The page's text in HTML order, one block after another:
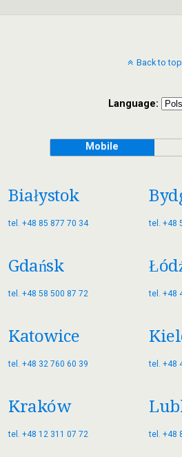
Back to top
Language:
Mobile
Białystok
tel. +48 85 877 70 34 tel. +48
Gdańsk
tel. +48 58 500 87 72 tel. +48
Katowice
tel. +48 32 760 60 39 tel. +48
Kraków
tel. +48 12 311 07 72 tel. +48